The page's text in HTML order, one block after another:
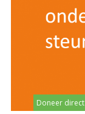
Doneer direct